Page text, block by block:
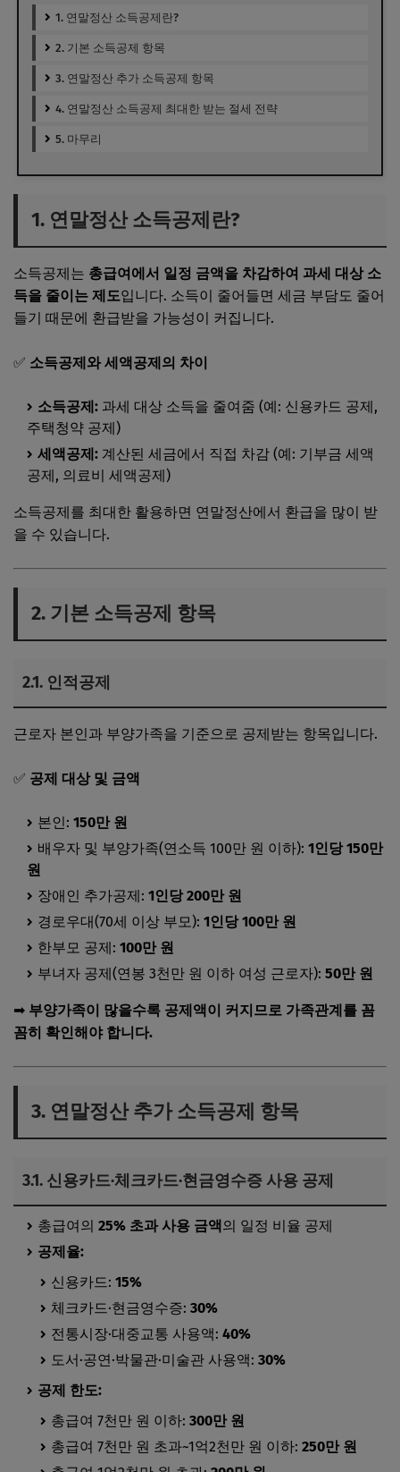
1. 연말정산 소득공제란?
2. 기본 소득공제 항목
3. 연말정산 추가 소득공제 항목
4. 연말정산 소득공제 최대한 받는 절세 전략
5. 마무리
1. 연말정산 소득공제란?
소득공제는 총급여에서 일정 금액을 차감하여 과세 대상 소
득을 줄이는 제도입니다. 소득이 줄어들면 세금 부담도 줄어
들기 때문에 환급받을 가능성이 커집니다.
✅ 소득공제와 세액공제의 차이
소득공제: 과세 대상 소득을 줄여줌 (예: 신용카드 공제,
주택청약 공제)
세액공제: 계산된 세금에서 직접 차감 (예: 기부금 세액
공제, 의료비 세액공제)
소득공제를 최대한 활용하면 연말정산에서 환급을 많이 받
을 수 있습니다.
2. 기본 소득공제 항목
2.1. 인적공제
근로자 본인과 부양가족을 기준으로 공제받는 항목입니다.
✅ 공제 대상 및 금액
본인: 150만 원
배우자 및 부양가족(연소득 100만 원 이하): 1인당 150만
원
장애인 추가공제: 1인당 200만 원
경로우대(70세 이상 부모): 1인당 100만 원
한부모 공제: 100만 원
부녀자 공제(연봉 3천만 원 이하 여성 근로자): 50만 원
➡ 부양가족이 많을수록 공제액이 커지므로 가족관계를 꼼
꼼히 확인해야 합니다.
3. 연말정산 추가 소득공제 항목
3.1. 신용카드·체크카드·현금영수증 사용 공제
총급여의 25% 초과 사용 금액 의 일정 비율 공제
공제율:
신용카드: 15%
체크카드·현금영수증: 30%
전통시장·대중교통 사용액: 40%
도서·공연·박물관·미술관 사용액: 30%
공제 한도:
총급여 7천만 원 이하: 300만 원
총급여 7천만 원 초과~1억2천만 원 이하: 250만 원